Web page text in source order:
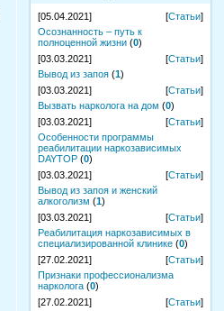
[05.04.2021] [Статьи]
Осознанность – путь к
полноценной жизни (0)
[03.03.2021]
[Статьи]
Вывод из запоя (1)
[03.03.2021]
[Статьи]
Вызвать нарколога на дом (0)
[03.03.2021]
[Статьи]
Особенности программы
реабилитации наркозависимых
DAYTOP (0)
[03.03.2021]
[Статьи]
Вывод из запоя и женский
алкоголизм (1)
[03.03.2021]
[Статьи]
Реабилитация наркозависимых в
специализированной клинике (0)
[27.02.2021]
[Статьи]
Признаки профессионализма
нарколога (0)
[27.02.2021]
[Статьи]